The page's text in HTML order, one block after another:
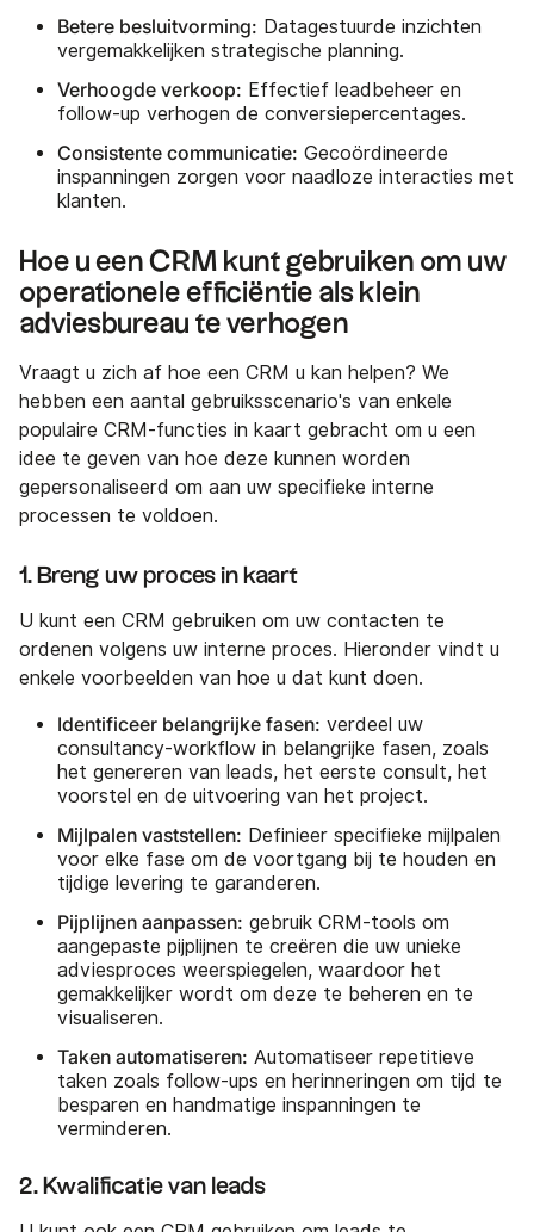
Betere besluitvorming: Datagestuurde inzichten
vergemakkelijken strategische planning.
Verhoogde verkoop: Effectief leadbeheer en
follow-up verhogen de conversiepercentages.
Consistente communicatie: Gecoördineerde
inspanningen zorgen voor naadloze interacties met
klanten.
Hoe u een CRM kunt gebruiken om uw
operationele efficiëntie als klein
adviesbureau te verhogen
Vraagt u zich af hoe een CRM u kan helpen? We
hebben een aantal gebruiksscenario's van enkele
populaire CRM-functies in kaart gebracht om u een
idee te geven van hoe deze kunnen worden
gepersonaliseerd om aan uw specifieke interne
processen te voldoen.
1. Breng uw proces in kaart
U kunt een CRM gebruiken om uw contacten te
ordenen volgens uw interne proces. Hieronder vindt u
enkele voorbeelden van hoe u dat kunt doen.
Identificeer belangrijke fasen: verdeel uw
consultancy-workflow in belangrijke fasen, zoals
het genereren van leads, het eerste consult, het
voorstel en de uitvoering van het project.
Mijlpalen vaststellen: Definieer specifieke mijlpalen
voor elke fase om de voortgang bij te houden en
tijdige levering te garanderen.
Pijplijnen aanpassen: gebruik CRM-tools om
aangepaste pijplijnen te creëren die uw unieke
adviesproces weerspiegelen, waardoor het
gemakkelijker wordt om deze te beheren en te
visualiseren.
Taken automatiseren: Automatiseer repetitieve
taken zoals follow-ups en herinneringen om tijd te
besparen en handmatige inspanningen te
verminderen.
2. Kwalificatie van leads